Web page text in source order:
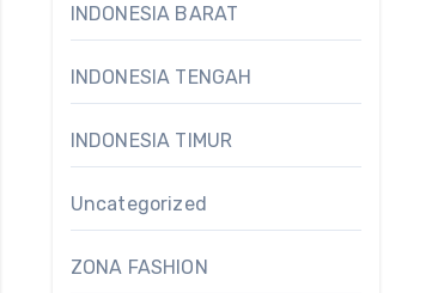
INDONESIA BARAT
INDONESIA TENGAH
INDONESIA TIMUR
Uncategorized
ZONA FASHION